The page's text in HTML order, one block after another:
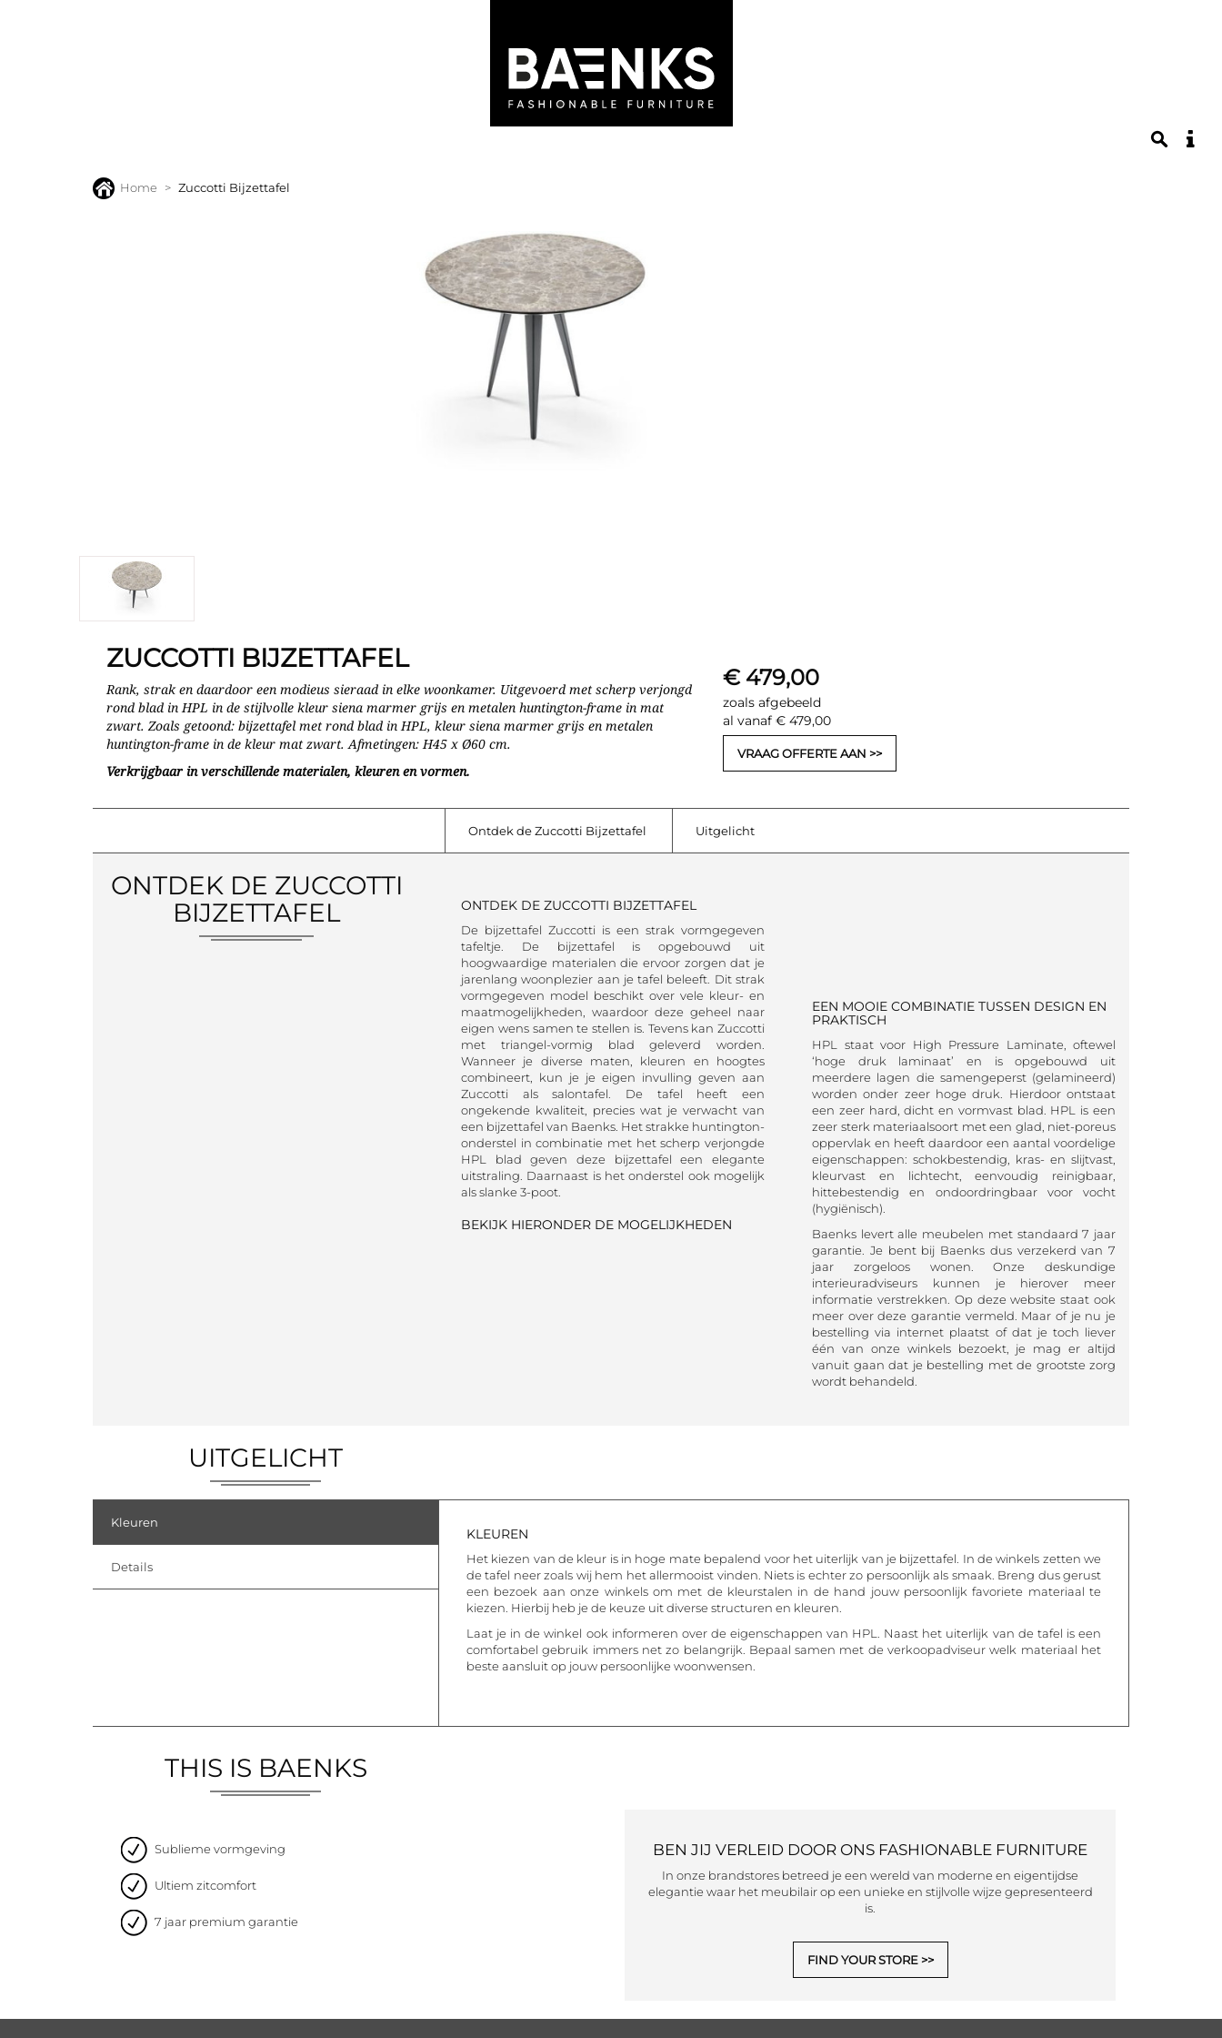
Home Zuccotti Bijzettafel
ZUCCOTTI BIJZETTAFEL
Rank, strak en daardoor een modieus sieraad in elke woonkamer. Uitgevoerd met scherp verjongd
rond blad in HPL in de stijlvolle kleur siena marmer grijs en metalen huntington-frame in mat
zwart. Zoals getoond: bijzettafel met rond blad in HPL, kleur siena marmer grijs en metalen
huntington-frame in de kleur mat zwart. Afmetingen: H45 x Ø60 cm.
Verkrijgbaar in verschillende materialen, kleuren en vormen.
€ 479,00
zoals afgebeeld
al vanaf € 479,00
VRAAG OFFERTE AAN
Ontdek de Zuccotti Bijzettafel Uitgelicht
ONTDEK DE ZUCCOTTI
BIJZETTAFEL
ONTDEK DE ZUCCOTTI BIJZETTAFEL
De bijzettafel Zuccotti is een strak vormgegeven
tafeltje. De bijzettafel is opgebouwd uit
hoogwaardige materialen die ervoor zorgen dat je
jarenlang woonplezier aan je tafel beleeft. Dit strak
vormgegeven model beschikt over vele kleur- en
maatmogelijkheden, waardoor deze geheel naar
eigen wens samen te stellen is. Tevens kan Zuccotti
met triangel-vormig blad geleverd worden.
Wanneer je diverse maten, kleuren en hoogtes
combineert, kun je je eigen invulling geven aan
Zuccotti als salontafel. De tafel heeft een
ongekende kwaliteit, precies wat je verwacht van
een bijzettafel van Baenks. Het strakke huntington-
onderstel in combinatie met het scherp verjongde
HPL blad geven deze bijzettafel een elegante
uitstraling. Daarnaast is het onderstel ook mogelijk
als slanke 3-poot.
BEKIJK HIERONDER DE MOGELIJKHEDEN
EEN MOOIE COMBINATIE TUSSEN DESIGN EN
PRAKTISCH
HPL staat voor High Pressure Laminate, oftewel
‘hoge druk laminaat’ en is opgebouwd uit
meerdere lagen die samengeperst (gelamineerd)
worden onder zeer hoge druk. Hierdoor ontstaat
een zeer hard, dicht en vormvast blad. HPL is een
zeer sterk materiaalsoort met een glad, niet-poreus
oppervlak en heeft daardoor een aantal voordelige
eigenschappen: schokbestendig, kras- en slijtvast,
kleurvast en lichtecht, eenvoudig reinigbaar,
hittebestendig en ondoordringbaar voor vocht
(hygiënisch).
Baenks levert alle meubelen met standaard 7 jaar
garantie. Je bent bij Baenks dus verzekerd van 7
jaar zorgeloos wonen. Onze deskundige
interieuradviseurs kunnen je hierover meer
informatie verstrekken. Op deze website staat ook
meer over deze garantie vermeld. Maar of je nu je
bestelling via internet plaatst of dat je toch liever
één van onze winkels bezoekt, je mag er altijd
vanuit gaan dat je bestelling met de grootste zorg
wordt behandeld.
UITGELICHT
Kleuren
Details
KLEUREN
Het kiezen van de kleur is in hoge mate bepalend voor het uiterlijk van je bijzettafel. In de winkels zetten we
de tafel neer zoals wij hem het allermooist vinden. Niets is echter zo persoonlijk als smaak. Breng dus gerust
een bezoek aan onze winkels om met de kleurstalen in de hand jouw persoonlijk favoriete materiaal te
kiezen. Hierbij heb je de keuze uit diverse structuren en kleuren.
Laat je in de winkel ook informeren over de eigenschappen van HPL. Naast het uiterlijk van de tafel is een
comfortabel gebruik immers net zo belangrijk. Bepaal samen met de verkoopadviseur welk materiaal het
beste aansluit op jouw persoonlijke woonwensen.
THIS IS BAENKS
Sublieme vormgeving
Ultiem zitcomfort
7 jaar premium garantie
BEN JIJ VERLEID DOOR ONS FASHIONABLE FURNITURE
In onze brandstores betreed je een wereld van moderne en eigentijdse
elegantie waar het meubilair op een unieke en stijlvolle wijze gepresenteerd
is.
FIND YOUR STORE